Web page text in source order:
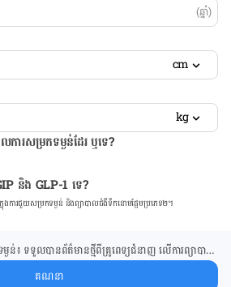
(ឆ្នាំ)
cm
kg
ារសម្រកទម្ងន់ដែរ ឬទេ?
និង GLP-1 ទេ?
នុង​ការ​ជួយ​សម្រក​ទម្ងន់ និង​ព្យា​បាល​ជំ​ងឺ​ទឹក​នោម​ផ្អែម​ប្រភេទ២។
ងន់៖ ទទួលបាន​ព័ត៌​មាន​ថ្មី​ពី​គ្រូពេទ្យ​ជំនាញ លើ​ការ​ព្យា​បាល​
នួយដោយផ្ទាល់​ក្នុង​ប្រអប់​សារ​របស់​អ្នក។
គណនា